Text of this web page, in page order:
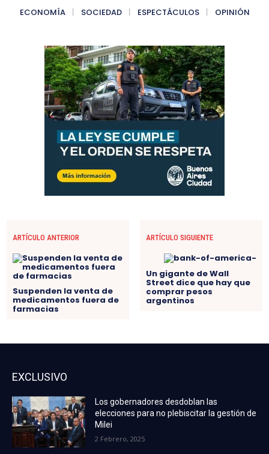
ECONOMÍA
SOCIEDAD ESPECTÁCULOS OPINIÓN
ARTÍCULO ANTERIOR
Suspenden la venta de
medicamentos fuera de
farmacias
ARTÍCULO SIGUIENTE
Un gigante de Wall
Street dice que hay que
comprar pesos
argentinos
EXCLUSIVO
Los gobernadores desdoblan las
elecciones para no plebiscitar la gestión de
Milei
2 Febrero, 2025